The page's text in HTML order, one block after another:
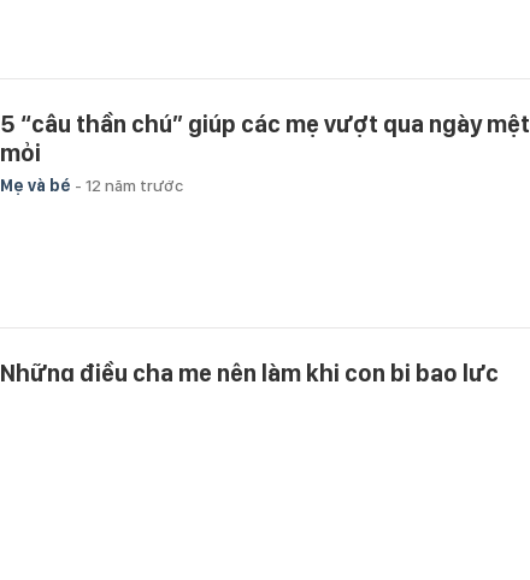
5 “câu thần chú” giúp các mẹ vượt qua ngày mệt
mỏi
Mẹ và bé - 12 năm trước
Những điều cha mẹ nên làm khi con bị bạo lực